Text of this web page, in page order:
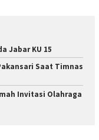
Jabar KU 15
Saat Timnas
Invitasi Olahraga